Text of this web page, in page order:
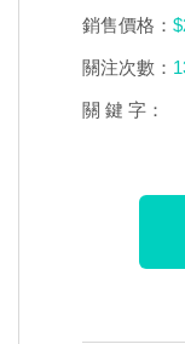
銷售價格：
關注次數：
關 鍵 字：